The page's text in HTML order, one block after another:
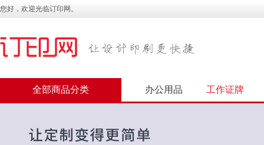
您好，欢迎光临订印网。
全部商品分类 办公用品 工作证牌